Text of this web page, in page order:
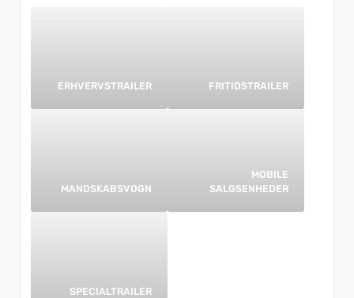
ERHVERVSTRAILER FRITIDSTRAILER
MANDSKABSVOGN
MOBILE
SALGSENHEDER
SPECIALTRAILER